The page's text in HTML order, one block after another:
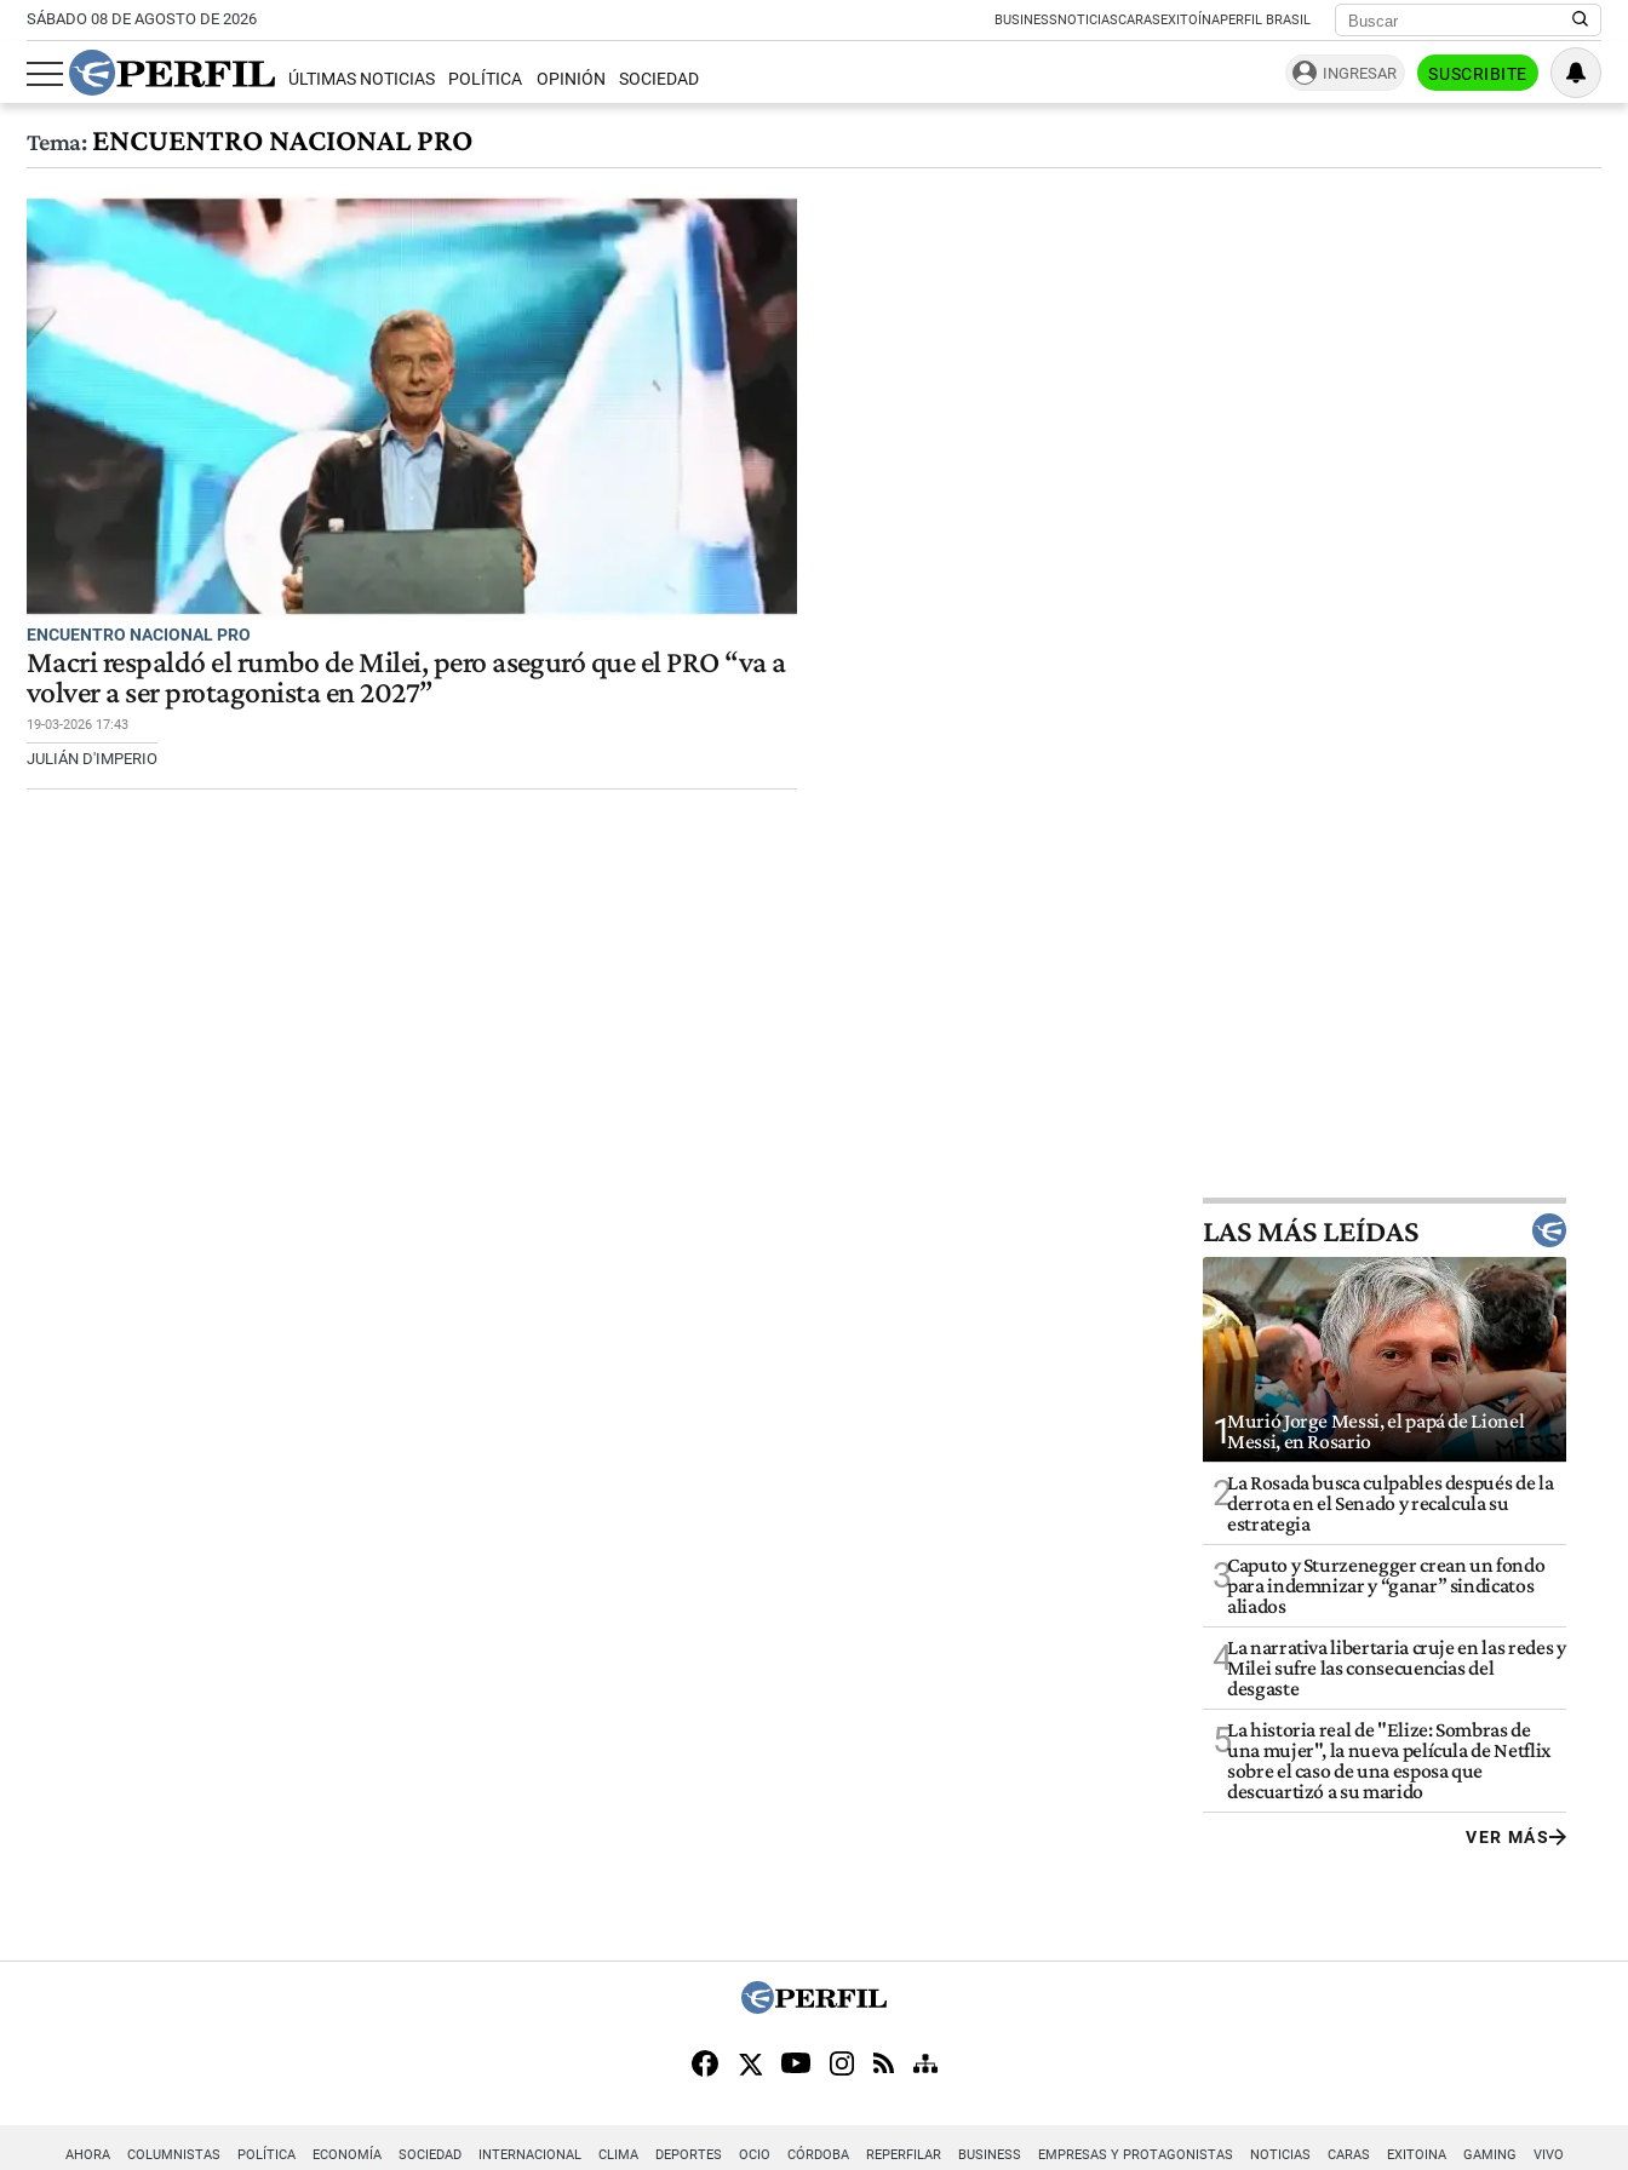
SÁBADO 08 DE AGOSTO DE 2026 BUSINESSNOTICIASCARASEXITOÍNAPERFIL BRASIL
ÚLTIMAS NOTICIAS POLÍTICA OPINIÓN SOCIEDAD INGRESAR SUSCRIBITE
Tema:ENCUENTRO NACIONAL PRO
ENCUENTRO NACIONAL PRO
Macri respaldó el rumbo de Milei, pero aseguró que el PRO “va a
volver a ser protagonista en 2027”
19-03-2026 17:43
JULIÁN D'IMPERIO
LAS MÁS LEÍDAS
1Murió Jorge Messi, el papá de Lionel
Messi, en Rosario
2La Rosada busca culpables después de la
derrota en el Senado y recalcula su
estrategia
3Caputo y Sturzenegger crean un fondo
para indemnizar y “ganar” sindicatos
aliados
4La narrativa libertaria cruje en las redes y
Milei sufre las consecuencias del
desgaste
5La historia real de "Elize: Sombras de
una mujer", la nueva película de Netflix
sobre el caso de una esposa que
descuartizó a su marido
VER MÁS
AHORA COLUMNISTAS POLÍTICA ECONOMÍA SOCIEDAD INTERNACIONAL CLIMA DEPORTES OCIO CÓRDOBA REPERFILAR BUSINESS EMPRESAS Y PROTAGONISTAS NOTICIAS CARAS EXITOINA GAMING VIVO